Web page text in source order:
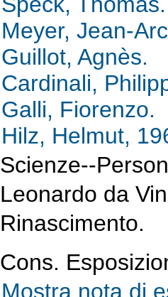
Meyer, Jean-
Guillot, Agnès.
Cardinali,
Galli, Fiorenzo.
Hilz, Helmut,
Scienze--
Leonardo da
Rinascimento.
Cons.
Mostra nota di